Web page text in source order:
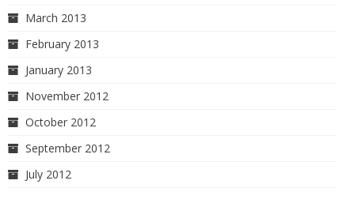
March 2013
February 2013
January 2013
November 2012
October 2012
September 2012
July 2012